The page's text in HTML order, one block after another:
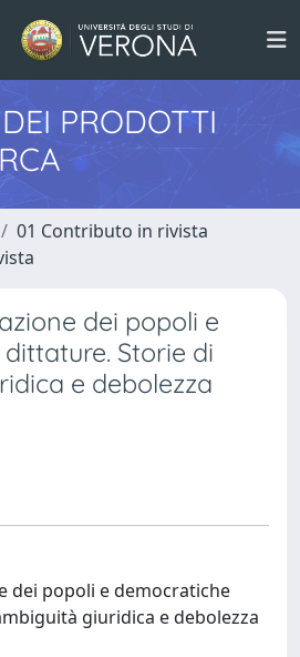
PRODOTTI
01 Contributo in rivista
dei popoli e
Storie di
e debolezza
dei popoli e democratiche
giuridica e debolezza